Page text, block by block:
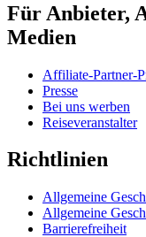
Für Anbieter,
Medien
Affiliate-Partner-
Presse
Bei uns werben
Reiseveranstalter
Richtlinien
Allgemeine
Allgemeine
Barrierefreiheit